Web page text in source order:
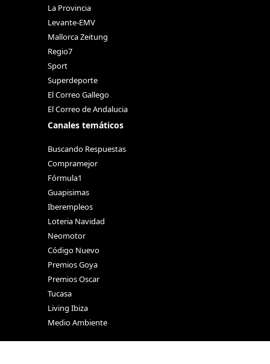
La Provincia
Levante-EMV
Mallorca Zeitung
Regio7
Sport
Superdeporte
El Correo Gallego
El Correo de Andalucia
Canales temáticos
Buscando Respuestas
Compramejor
Fórmula1
Guapisimas
Iberempleos
Loteria Navidad
Neomotor
Código Nuevo
Premios Goya
Premios Oscar
Tucasa
Living Ibiza
Medio Ambiente